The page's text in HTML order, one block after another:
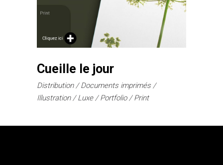
Cueille le jour
Distribution
Documents imprimés
Illustration
Luxe Portfolio Print